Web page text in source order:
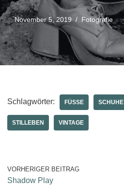
November 5, 2019 Fotografie
Schlagwörter: FÜSSE SCHUHE
STILLEBEN VINTAGE
VORHERIGER BEITRAG
Shadow Play